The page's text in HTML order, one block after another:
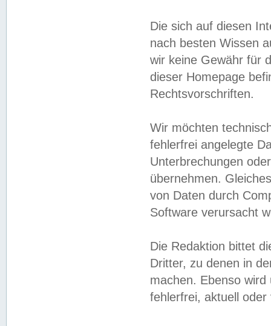
Die sich auf diesen
nach besten Wissen
wir keine Gewähr für
dieser Homepage
Rechtsvorschriften.
Wir möchten
fehlerfrei angelegte
Unterbrechungen
übernehmen.
von Daten durch
Software verursacht
Die Redaktion bittet
Dritter, zu denen in
machen. Ebenso
fehlerfrei, aktuell oder